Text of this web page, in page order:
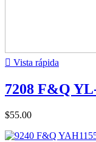
 Vista rápida
7208 F&Q
$55.00